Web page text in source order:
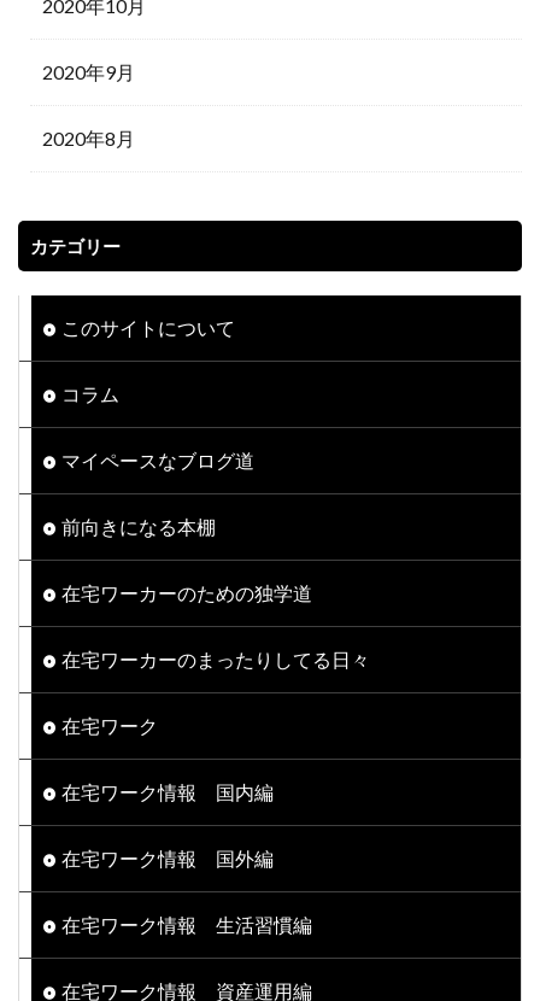
2020年10月
2020年9月
2020年8月
カテゴリー
このサイトについて
コラム
マイペースなブログ道
前向きになる本棚
在宅ワーカーのための独学道
在宅ワーカーのまったりしてる日々
在宅ワーク
在宅ワーク情報 国内編
在宅ワーク情報 国外編
在宅ワーク情報 生活習慣編
在宅ワーク情報 資産運用編